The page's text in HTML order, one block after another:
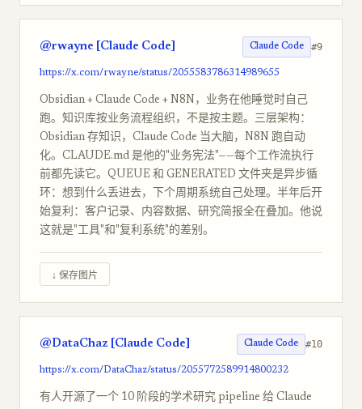
@rwayne [Claude Code] Claude Code #9
https://x.com/rwayne/status/2055583786314989655
Obsidian + Claude Code + N8N，业务在他睡觉时自己
跑。知识库按业务流程组织，不是按主题。三层架构：
Obsidian 存知识，Claude Code 当大脑，N8N 跑自动
化。CLAUDE.md 是他的"业务宪法"——每个工作流执行
前都先读它。QUEUE 和 GENERATED 文件夹是异步循
环：想到什么丢进去，下个周期系统自己处理。半年后开
始复利：客户记录、内容数据、研究简报全在叠加。他说
这就是"工具"和"复利系统"的差别。
↓ 保存图片
@DataChaz [Claude Code] Claude Code #10
https://x.com/DataChaz/status/2055772589914800232
有人开源了一个 10 阶段的学术研究 pipeline 给 Claude